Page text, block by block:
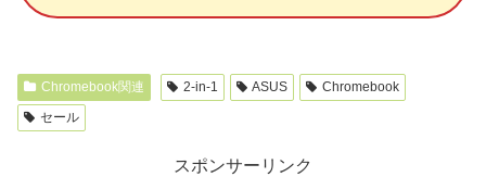
Chromebook関連 2-in-1 ASUS
Chromebook
セール
スポンサーリンク